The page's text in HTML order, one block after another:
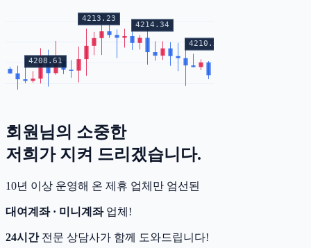
회원님의 소중한
저희가 지켜 드리겠습니다.
10년 이상 운영해 온 제휴 업체만 엄선된
대여계좌 · 미니계좌업체!
24시간전문 상담사가 함께 도와드립니다!